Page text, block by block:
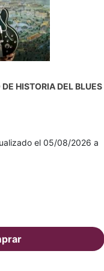
HISTORIA DEL BLUES
el 05/08/2026 a